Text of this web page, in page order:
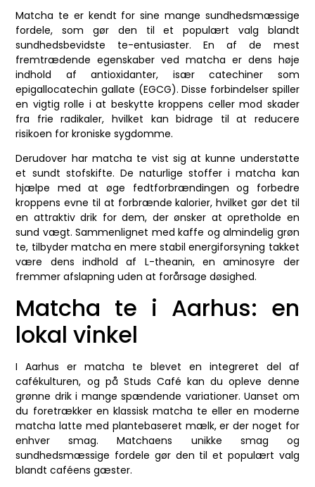
Matcha te er kendt for sine mange sundhedsmæssige
fordele, som gør den til et populært valg blandt
sundhedsbevidste te-entusiaster. En af de mest
fremtrædende egenskaber ved matcha er dens høje
indhold af antioxidanter, især catechiner som
epigallocatechin gallate (EGCG). Disse forbindelser spiller
en vigtig rolle i at beskytte kroppens celler mod skader
fra frie radikaler, hvilket kan bidrage til at reducere
risikoen for kroniske sygdomme.
Derudover har matcha te vist sig at kunne understøtte
et sundt stofskifte. De naturlige stoffer i matcha kan
hjælpe med at øge fedtforbrændingen og forbedre
kroppens evne til at forbrænde kalorier, hvilket gør det til
en attraktiv drik for dem, der ønsker at opretholde en
sund vægt. Sammenlignet med kaffe og almindelig grøn
te, tilbyder matcha en mere stabil energiforsyning takket
være dens indhold af L-theanin, en aminosyre der
fremmer afslapning uden at forårsage døsighed.
Matcha te i Aarhus: en
lokal vinkel
I Aarhus er matcha te blevet en integreret del af
cafékulturen, og på Studs Café kan du opleve denne
grønne drik i mange spændende variationer. Uanset om
du foretrækker en klassisk matcha te eller en moderne
matcha latte med plantebaseret mælk, er der noget for
enhver smag. Matchaens unikke smag og
sundhedsmæssige fordele gør den til et populært valg
blandt caféens gæster.